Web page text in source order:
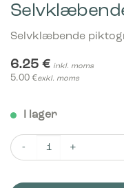
Selvklæbende
6.25 € inkl. moms
5.00 €exkl. moms
I lager
Piktogram Hård plast